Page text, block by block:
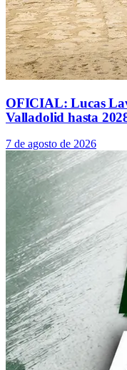
OFICIAL: Lucas
Valladolid hasta
7 de agosto de 2026